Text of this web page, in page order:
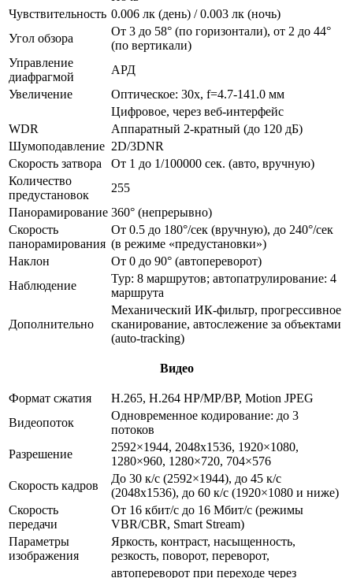
Чувствительность 0.006 лк (день) / 0.003 лк (ночь)
Угол обзора
От 3 до 58° (по горизонтали), от 2 до 44°
(по вертикали)
Управление
диафрагмой
АРД
Увеличение
Оптическое: 30х, f=4.7-141.0 мм
Цифровое, через веб-интерфейс
WDR
Аппаратный 2-кратный (до 120 дБ)
Шумоподавление 2D/3DNR
Скорость затвора
От 1 до 1/100000 сек. (авто, вручную)
Количество
предустановок
255
Панорамирование 360° (непрерывно)
Скорость
панорамирования
От 0.5 до 180°/сек (вручную), до 240°/сек
(в режиме «предустановки»)
Наклон
От 0 до 90° (автопереворот)
Наблюдение
Тур: 8 маршрутов; автопатрулирование: 4
маршрута
Дополнительно
Механический ИК-фильтр, прогрессивное
сканирование, автослежение за объектами
(auto-tracking)
Видео
Формат сжатия
H.265, H.264 HP/MP/BP, Motion JPEG
Видеопоток
Одновременное кодирование: до 3
потоков
Разрешение
2592×1944, 2048х1536, 1920×1080,
1280×960, 1280×720, 704×576
Скорость кадров
До 30 к/с (2592×1944), до 45 к/с
(2048х1536), до 60 к/с (1920×1080 и ниже)
Скорость
передачи
От 16 кбит/с до 16 Мбит/с (режимы
VBR/CBR, Smart Stream)
Параметры
изображения
Яркость, контраст, насыщенность,
резкость, поворот, переворот,
автопереворот при переходе через